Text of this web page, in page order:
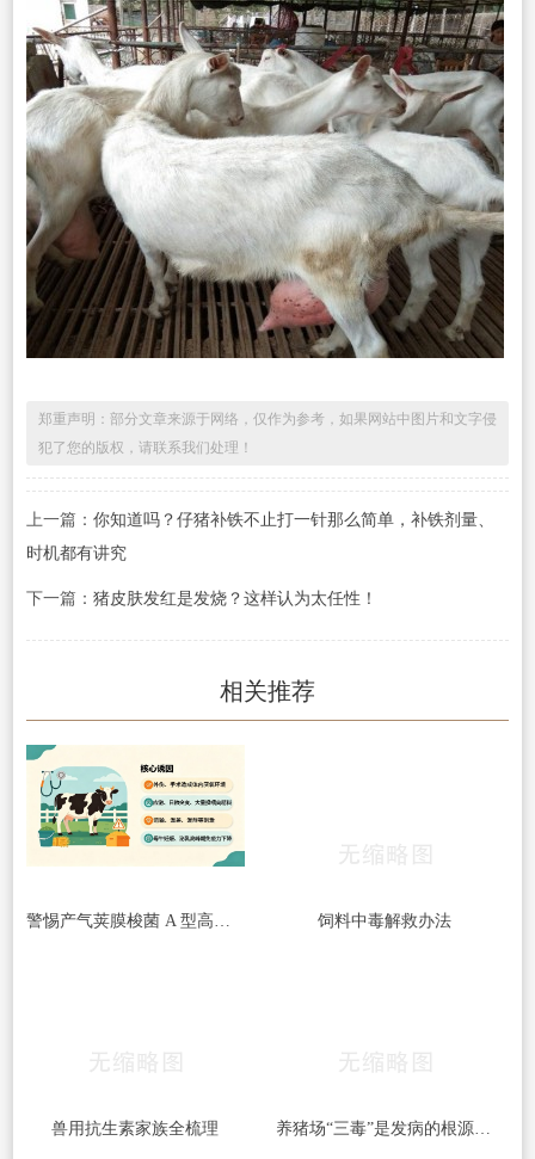
郑重声明：部分文章来源于网络，仅作为参考，如果网站中图片和文字侵
犯了您的版权，请联系我们处理！
上一篇： 你知道吗？仔猪补铁不止打一针那么简单，补铁剂量、
时机都有讲究​
下一篇： 猪皮肤发红是发烧？这样认为太任性！
相关推荐
饲料中毒解救办法
兽用抗生素家族全梳理 养猪场“三毒”是发病的根源！搞好防治很重要！